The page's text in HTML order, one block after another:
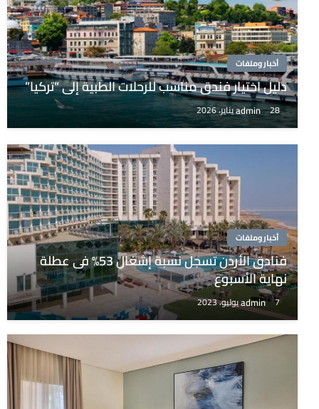
أخبار وملفات
دليل اختيار فندق مناسب للرحلات الطبية إلى “تركيا”
admin 28 يناير، 2026
أخبار وملفات
فنادق الأردن تسجل نسبة إشغال 53% فى عطلة
نهاية الأسبوع
admin 7 يوليو، 2023